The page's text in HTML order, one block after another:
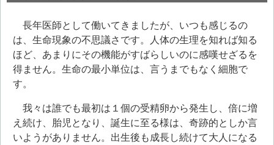
長年医師として働いてきましたが、いつも感じるの
は、生命現象の不思議さです。人体の生理を知れば知る
ほど、あまりにその機能がすばらしいのに感嘆せざるを
得ません。生命の最小単位は、言うまでもなく細胞で
す。
我々は誰でも最初は１個の受精卵から発生し、倍に増
え続け、胎児となり、誕生に至る様は、奇跡的としか言
いようがありません。出生後も成長し続けて大人になる